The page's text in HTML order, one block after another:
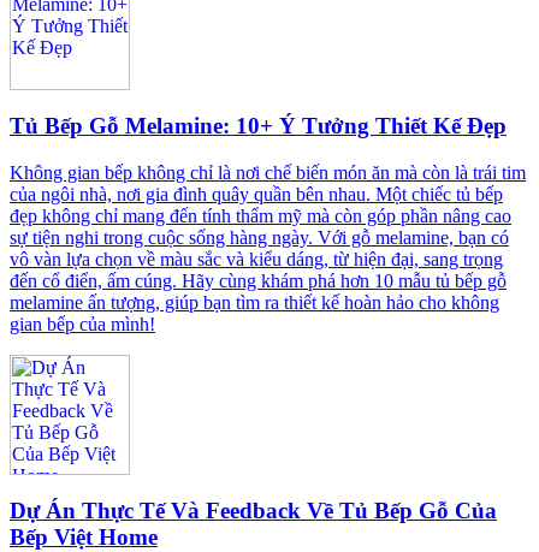
Tủ Bếp Gỗ Melamine: 10+ Ý Tưởng Thiết Kế Đẹp
Không gian bếp không chỉ là nơi chế biến món ăn mà còn là trái tim
của ngôi nhà, nơi gia đình quây quần bên nhau. Một chiếc tủ bếp
đẹp không chỉ mang đến tính thẩm mỹ mà còn góp phần nâng cao
sự tiện nghi trong cuộc sống hàng ngày. Với gỗ melamine, bạn có
vô vàn lựa chọn về màu sắc và kiểu dáng, từ hiện đại, sang trọng
đến cổ điển, ấm cúng. Hãy cùng khám phá hơn 10 mẫu tủ bếp gỗ
melamine ấn tượng, giúp bạn tìm ra thiết kế hoàn hảo cho không
gian bếp của mình!
Dự Án Thực Tế Và Feedback Về Tủ Bếp Gỗ Của
Bếp Việt Home